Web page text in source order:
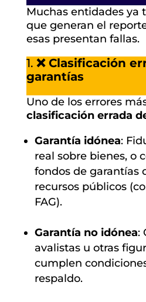
Muchas entidades ya
que generan el
esas presentan fallas.
1. ❌ Clasificación
garantías
Uno de los errores
clasificación errada
Garantía idónea:
real sobre bienes, o
fondos de garantías
recursos públicos
FAG).
Garantía no idónea:
avalistas u otras
cumplen
respaldo.